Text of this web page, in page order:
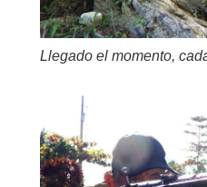
Llegado el momento,